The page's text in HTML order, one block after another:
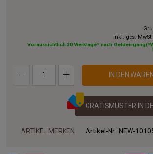
inkl. ges.
Voraussichtlich 30 Werktage* nach
IN DEN
GRATISMUSTER IN
ARTIKEL MERKEN Artikel-Nr.: NEW-